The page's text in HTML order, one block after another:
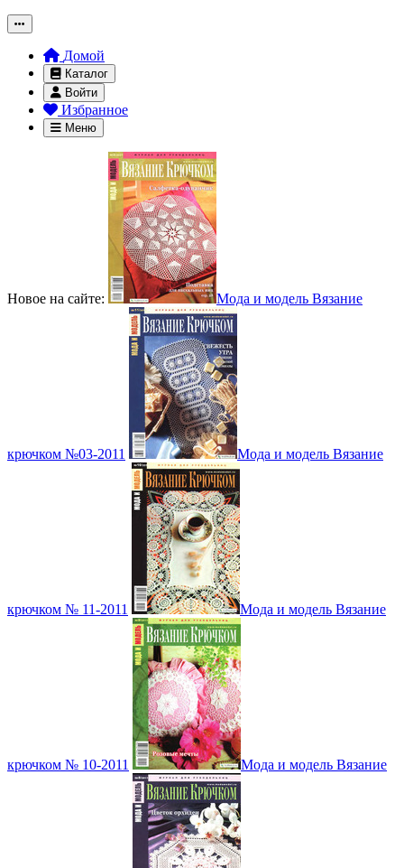
Домой
Каталог
Войти
Избранное
Меню
Новое на сайте: Мода и модель Вязание
крючком №03-2011 Мода и модель Вязание
крючком № 11-2011 Мода и модель Вязание
крючком № 10-2011 Мода и модель Вязание